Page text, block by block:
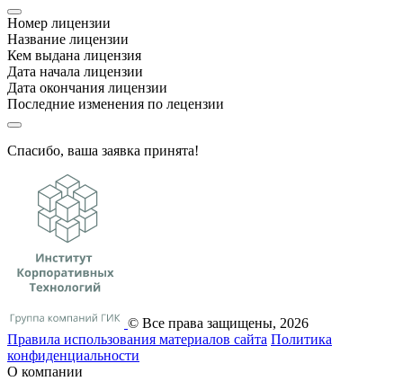
Номер лицензии
Название лицензии
Кем выдана лицензия
Дата начала лицензии
Дата окончания лицензии
Последние изменения по лецензии
Спасибо, ваша заявка принята!
© Все права защищены, 2026
Правила использования материалов сайта Политика
конфиденциальности
О компании